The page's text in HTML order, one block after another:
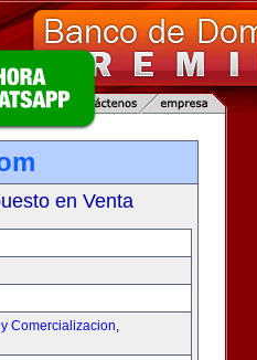
en Venta
Comercializacion,